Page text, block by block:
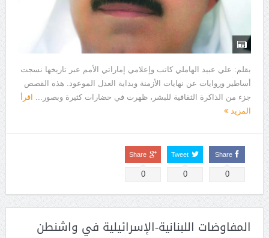
بقلم: علي عبيد الهاملي كاتب وإعلامي إماراتي الأمم عبر تاريخها نسجت
أساطير وروايات عن نهايات الأزمنة وبداية العدل الموعود. هذه القصص
جزء من الذاكرة الثقافية للبشر، ظهرت في حضارات كثيرة وبصور... اقرأ
المزيد
Share
0
Tweet
0
Share
0
المفاوضات اللبنانية-الإسرائيلية في واشنطن